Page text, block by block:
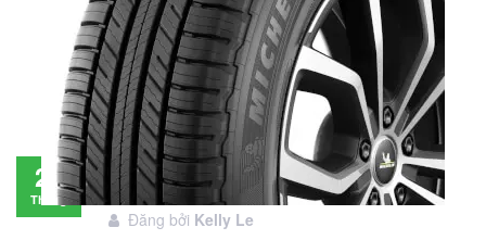
28
Tháng
Đánh giá lốp Michelin Primacy SUV: Đáng
đầu tư không?
Đăng bởi Kelly Le